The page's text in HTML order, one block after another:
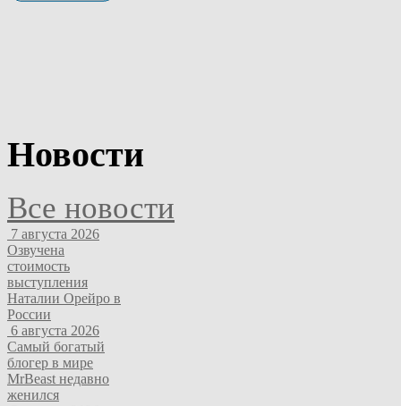
Новости
Все новости
7 августа 2026
Озвучена
стоимость
выступления
Наталии Орейро в
России
6 августа 2026
Самый богатый
блогер в мире
MrBeast недавно
женился